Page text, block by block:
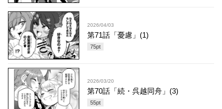
2026/04/03
第71話「憂慮」(1)
75pt
2026/03/20
第70話「続・呉越同舟」(3)
55pt